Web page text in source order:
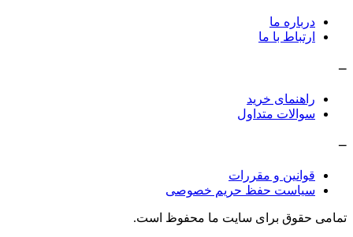
درباره ما
ارتباط با ما
–
راهنمای خرید
سوالات متداول
–
قوانین و مقررات
سیاست حفظ حریم خصوصی
تمامی حقوق برای سایت ما محفوظ است.